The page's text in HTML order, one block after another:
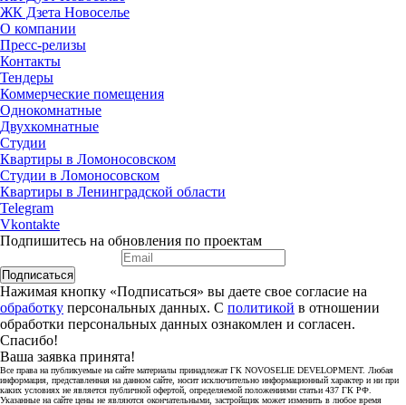
ЖК Дзета Новоселье
О компании
Пресс-релизы
Контакты
Тендеры
Коммерческие помещения
Однокомнатные
Двухкомнатные
Студии
Квартиры в Ломоносовском
Студии в Ломоносовском
Квартиры в Ленинградской области
Telegram
Vkontakte
Подпишитесь на обновления по проектам
Подписаться
Нажимая кнопку «Подписаться» вы даете свое согласие на
обработку персональных данных. С политикой в отношении
обработки персональных данных ознакомлен и согласен.
Спасибо!
Ваша заявка принята!
Все права на публикуемые на сайте материалы принадлежат ГК NOVOSELIE DEVELOPMENT. Любая
информация, представленная на данном сайте, носит исключительно информационный характер и ни при
каких условиях не является публичной офертой, определяемой положениями статьи 437 ГК РФ.
Указанные на сайте цены не являются окончательными, застройщик может изменить в любое время